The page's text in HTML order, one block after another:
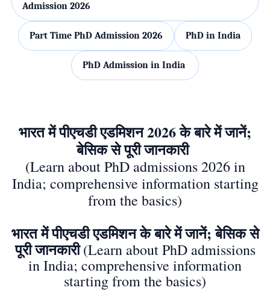
Admission 2026
Part Time PhD Admission 2026 PhD in India
PhD Admission in India
भारत में पीएचडी एडमिशन 2026 के बारे में जानें;
बेसिक से पूरी जानकारी
(Learn about PhD admissions 2026 in
India; comprehensive information starting
from the basics)
भारत में पीएचडी एडमिशन के बारे में जानें; बेसिक से
पूरी जानकारी(Learn about PhD admissions
in India; comprehensive information
starting from the basics)